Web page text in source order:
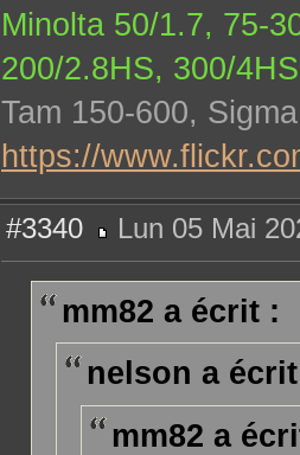
Minolta 50/1.7, 75-
200/2.8HS, 300/
Tam 150-600,
https://
#3340
e
Lun 05 Mai
mm82 a écrit :
nelson a
mm82 a